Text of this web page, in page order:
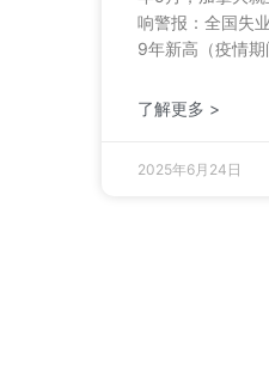
响警报：全国失
9年新高（疫情期
了解更多 >
2025年6月24日